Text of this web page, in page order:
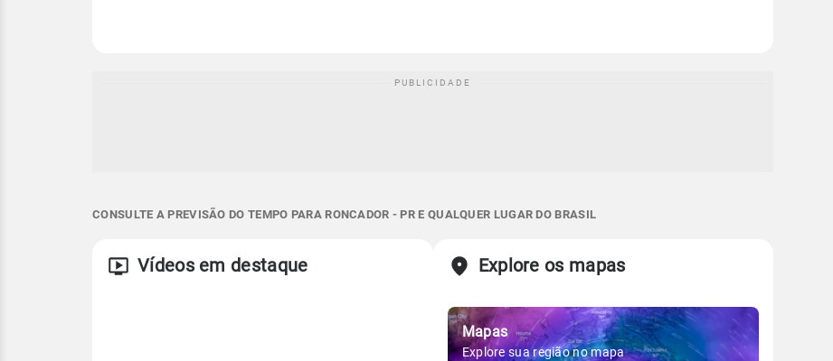
CONSULTE A PREVISÃO DO TEMPO PARA RONCADOR - PR E QUALQUER LUGAR DO BRASIL
Vídeos em destaque Explore os mapas
Mapas
Explore sua região no mapa